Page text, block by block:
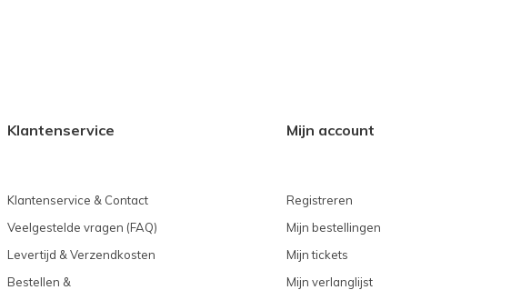
Klantenservice
Klantenservice & Contact
Veelgestelde vragen (FAQ)
Levertijd & Verzendkosten
Bestellen &
Mijn account
Registreren
Mijn bestellingen
Mijn tickets
Mijn verlanglijst